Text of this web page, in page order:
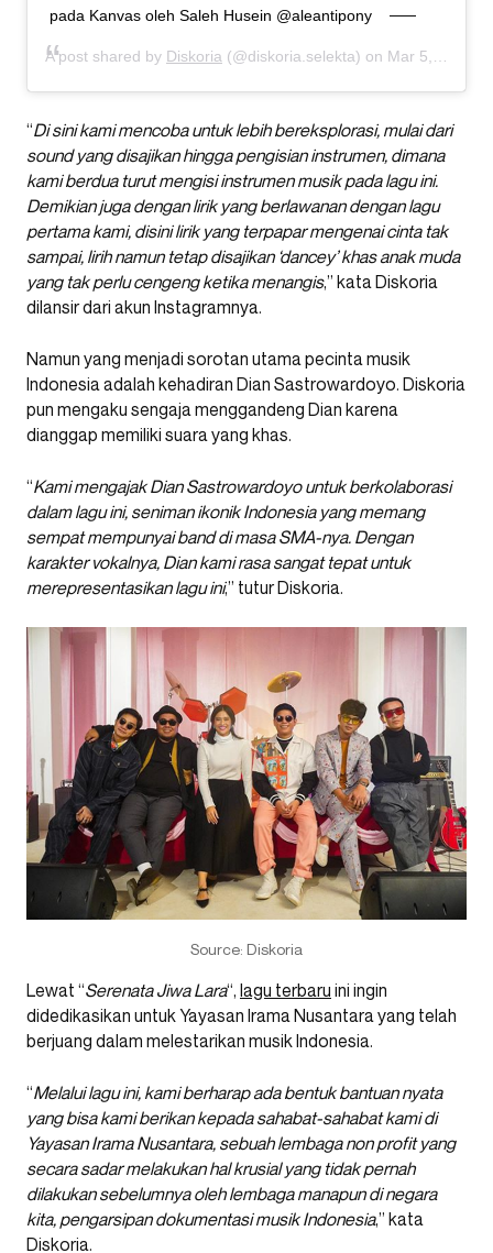
pada Kanvas⁣ oleh Saleh Husein @aleantipony
A post shared by Diskoria (@diskoria.selekta) on Mar 5, 2020 at 1:13am PST
“Di sini kami mencoba untuk lebih bereksplorasi, mulai dari
sound yang disajikan hingga pengisian instrumen, dimana
kami berdua turut mengisi instrumen musik pada lagu ini.
Demikian juga dengan lirik yang berlawanan dengan lagu
pertama kami, disini lirik yang terpapar mengenai cinta tak
sampai, lirih namun tetap disajikan ‘dancey’ khas anak muda
yang tak perlu cengeng ketika menangis,” kata Diskoria
dilansir dari akun Instagramnya.
Namun yang menjadi sorotan utama pecinta musik
Indonesia adalah kehadiran Dian Sastrowardoyo. Diskoria
pun mengaku sengaja menggandeng Dian karena
dianggap memiliki suara yang khas.
“Kami mengajak Dian Sastrowardoyo untuk berkolaborasi
dalam lagu ini, seniman ikonik Indonesia yang memang
sempat mempunyai band di masa SMA-nya. Dengan
karakter vokalnya, Dian kami rasa sangat tepat untuk
merepresentasikan lagu ini,” tutur Diskoria.
Source: Diskoria
Lewat “Serenata Jiwa Lara“, lagu terbaru ini ingin
didedikasikan untuk Yayasan Irama Nusantara yang telah
berjuang dalam melestarikan musik Indonesia.
“Melalui lagu ini, kami berharap ada bentuk bantuan nyata
yang bisa kami berikan kepada sahabat-sahabat kami di
Yayasan Irama Nusantara, sebuah lembaga non profit yang
secara sadar melakukan hal krusial yang tidak pernah
dilakukan sebelumnya oleh lembaga manapun di negara
kita, pengarsipan dokumentasi musik Indonesia,” kata
Diskoria.